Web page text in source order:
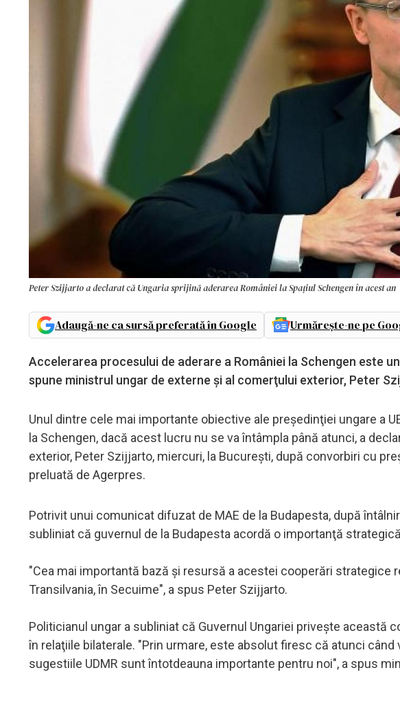
Peter Szijjarto a declarat că Ungaria sprijină aderarea României la Spațiul Schengen în acest an
Adaugă-ne ca sursă preferată în Google Urmărește-ne pe
Accelerarea procesului de aderare a României la Schengen este
spune ministrul ungar de externe şi al comerţului exterior, Peter
Unul dintre cele mai importante obiective ale preşedinţiei ungare a
la Schengen, dacă acest lucru nu se va întâmpla până atunci, a
exterior, Peter Szijjarto, miercuri, la Bucureşti, după convorbiri cu
preluată de Agerpres.
Potrivit unui comunicat difuzat de MAE de la Budapesta, după
subliniat că guvernul de la Budapesta acordă o importanţă
"Cea mai importantă bază şi resursă a acestei cooperări
Transilvania, în Secuime", a spus Peter Szijjarto.
Politicianul ungar a subliniat că Guvernul Ungariei priveşte această
în relaţiile bilaterale. "Prin urmare, este absolut firesc că atunci când
sugestiile UDMR sunt întotdeauna importante pentru noi", a spus